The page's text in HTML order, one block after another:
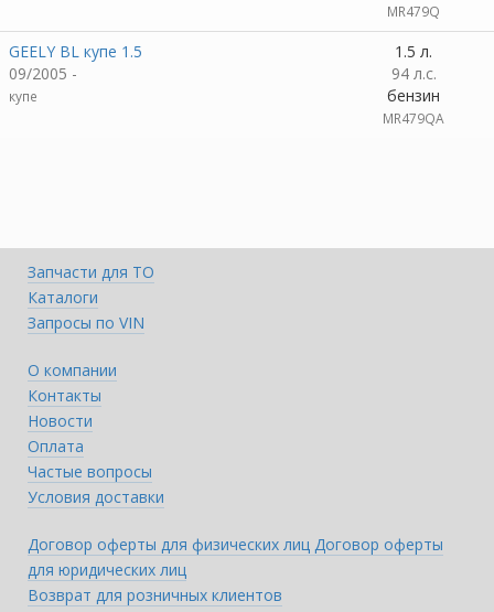
MR479Q
GEELY BL купе 1.5
09/2005 -
купе
1.5 л.
94 л.с.
бензин
MR479QA
Запчасти для ТО
Каталоги
Запросы по VIN
О компании
Контакты
Новости
Оплата
Частые вопросы
Условия доставки
Договор оферты для физических лиц Договор оферты
для юридических лиц
Возврат для розничных клиентов